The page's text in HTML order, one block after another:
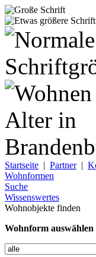
Startseite | Partner|
Wohnformen
Suche
Wissenswertes
Wohnobjekte finden
Wohnform auswählen